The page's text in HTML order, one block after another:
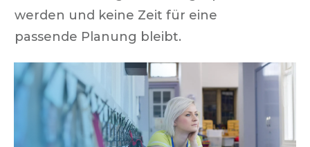
werden und keine Zeit für eine
passende Planung bleibt.